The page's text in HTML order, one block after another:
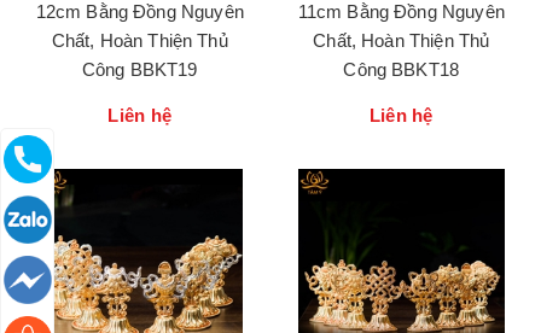
12cm Bằng Đồng Nguyên
Chất, Hoàn Thiện Thủ
Công BBKT19
Liên hệ
11cm Bằng Đồng Nguyên
Chất, Hoàn Thiện Thủ
Công BBKT18
Liên hệ